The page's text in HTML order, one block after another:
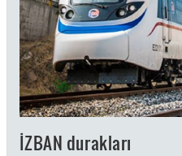
İZBAN durakları